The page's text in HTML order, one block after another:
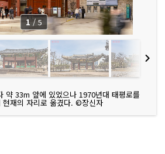
약 33m 앞에 있었으나 1970년대 태평로를
현재의 자리로 옮겼다. ©장신자
1 / 5